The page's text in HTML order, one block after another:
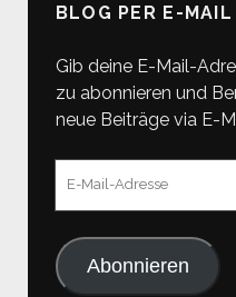
BLOG PER E-
Gib deine E-Mail-
zu abonnieren und
neue Beiträge via E-
Abonnieren